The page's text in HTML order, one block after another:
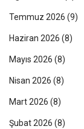
Temmuz 2026 (9)
Haziran 2026 (8)
Mayıs 2026 (8)
Nisan 2026 (8)
Mart 2026 (8)
Şubat 2026 (8)